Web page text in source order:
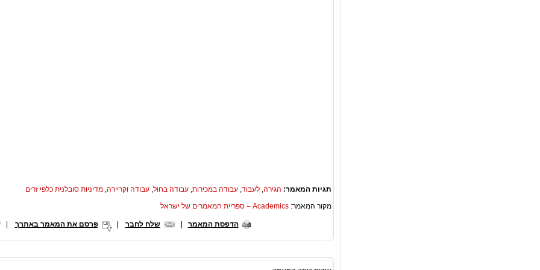
תגיות המאמר: הגירה, לעבוד, עבודה במכירות, עבודה בחול, עבודה וקריירה, מדיניות סובלנית כלפי זרים
מקור המאמר: Academics – ספריית המאמרים של ישראל
הדפסת המאמר שלח לחבר פרסם את המאמר באתרך |